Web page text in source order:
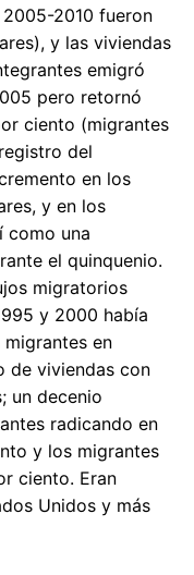
2010 fueron
y las viviendas
emigró
pero retornó
ciento (migrantes
del
en los
y en los
como una
el quinquenio.
migratorios
y 2000 había
en
de viviendas con
un decenio
radicando en
y los migrantes
ciento. Eran
Unidos y más